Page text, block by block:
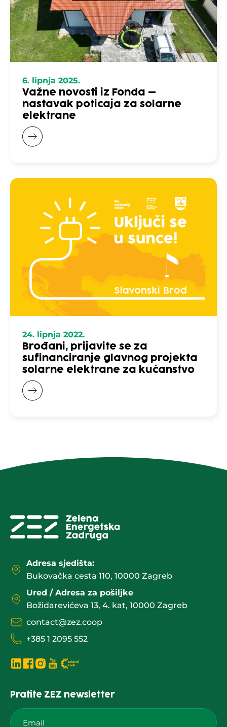
6. lipnja 2025.
Važne novosti iz Fonda –
nastavak poticaja za solarne
elektrane
24. lipnja 2022.
Brođani, prijavite se za
sufinanciranje glavnog projekta
solarne elektrane za kućanstvo
Adresa sjedišta:
Bukovačka cesta 110, 10000 Zagreb
Ured / Adresa za pošiljke
Božidarevićeva 13, 4. kat, 10000 Zagreb
contact@zez.coop
+385 1 2095 552
Pratite ZEZ newsletter
Email